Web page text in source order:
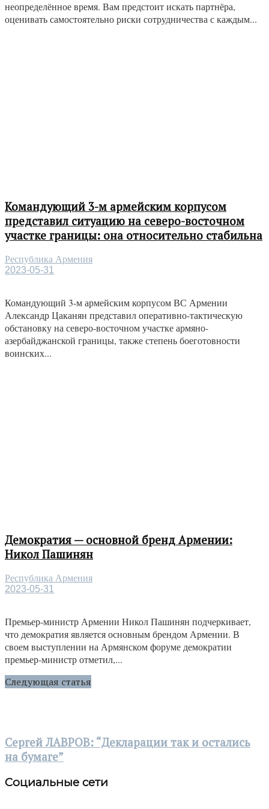
неопределённое время. Вам предстоит искать партнёра,
оценивать самостоятельно риски сотрудничества с каждым...
Командующий 3-м армейским корпусом
представил ситуацию на северо-восточном
участке границы: она относительно стабильна
Республика Армения
2023-05-31
Командующий 3-м армейским корпусом ВС Армении
Александр Цаканян представил оперативно-тактическую
обстановку на северо-восточном участке армяно-
азербайджанской границы, также степень боеготовности
воинских...
Демократия — основной бренд Армении:
Никол Пашинян
Республика Армения
2023-05-31
Премьер-министр Армении Никол Пашинян подчеркивает,
что демократия является основным брендом Армении. В
своем выступлении на Армянском форуме демократии
премьер-министр отметил,...
Следующая статья
Сергей ЛАВРОВ: “Декларации так и остались
на бумаге”
Социальные сети